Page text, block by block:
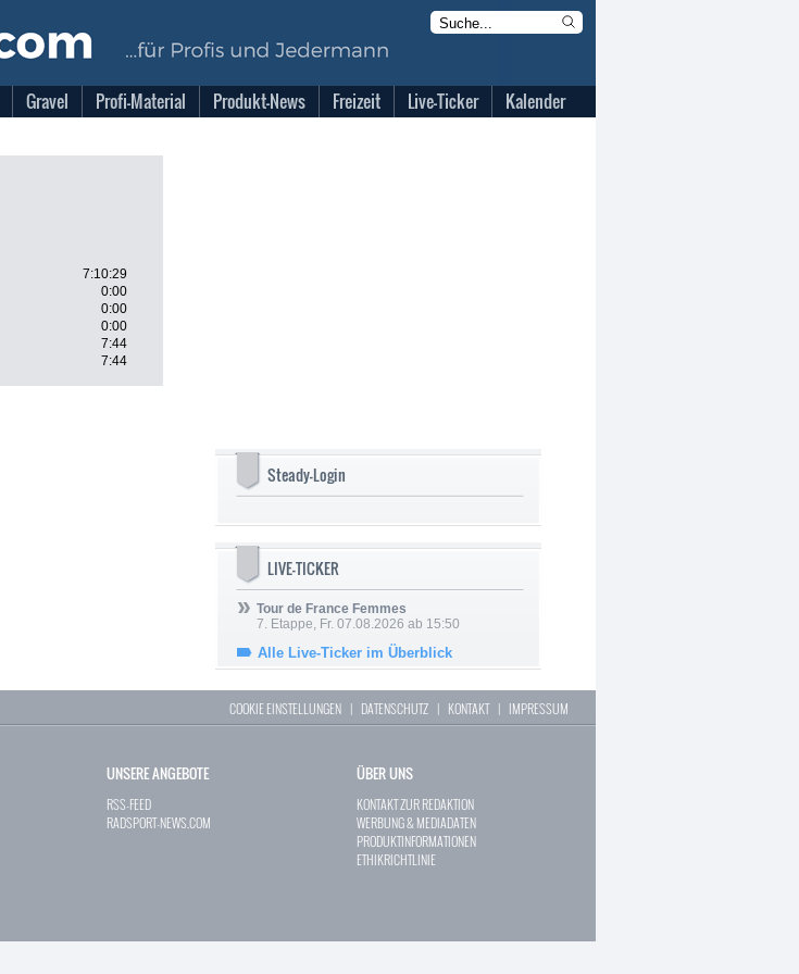
Gravel Profi-Material Produkt-News Freizeit Live-Ticker Kalender
7:10:29
0:00
0:00
0:00
7:44
7:44
Steady-Login
LIVE-TICKER
Tour de France Femmes
7. Etappe, Fr. 07.08.2026 ab 15:50
Alle Live-Ticker im Überblick
COOKIE EINSTELLUNGEN | DATENSCHUTZ | KONTAKT| IMPRESSUM
UNSERE ANGEBOTE
RSS-FEED
RADSPORT-NEWS.COM
ÜBER UNS
KONTAKT ZUR REDAKTION
WERBUNG & MEDIADATEN
PRODUKTINFORMATIONEN
ETHIKRICHTLINIE